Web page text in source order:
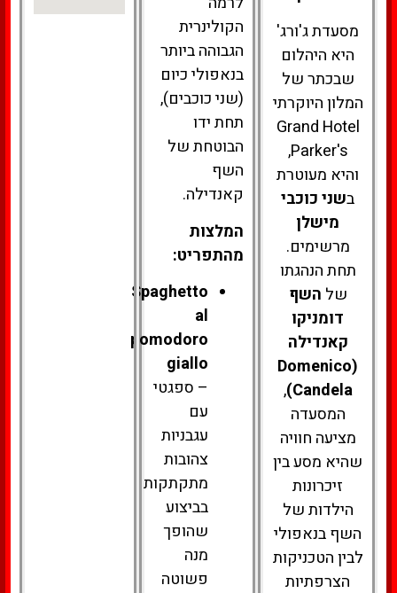
מסעדת ג'ורג'
היא היהלום
שבכתר של
המלון היוקרתי
Grand Hotel
Parker's,
והיא מעוטרת
בשני כוכבי
מישלן
מרשימים.
תחת הנהגתו
של השף
דומניקו
קאנדילה
(Domenico
Candela)
,
המסעדה
מציעה חוויה
שהיא מסע בין
זיכרונות
הילדות של
השף בנאפולי
לבין הטכניקות
הצרפתיות
הקולינרית
הגבוהה ביותר
בנאפולי כיום
(שני כוכבים),
תחת ידו
הבוטחת של
השף
קאנדילה.
המלצות
מהתפריט:
Spaghetto
al
pomodoro
giallo
– ספגטי
עם
עגבניות
צהובות
מתקתקות
בביצוע
שהופך
מנה
פשוטה